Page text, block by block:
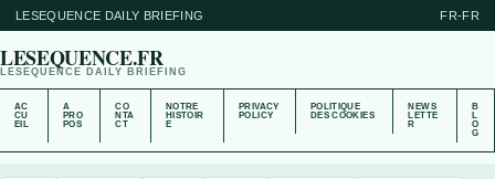
LESEQUENCE DAILY BRIEFING FR-FR
LESEQUENCE.FR
LESEQUENCE DAILY BRIEFING
AC
CU
EIL
A
PRO
POS
CO
NTA
CT
NOTRE
HISTOIR
E
PRIVACY
POLICY
POLITIQUE
DES COOKIES
NEWS
LETTE
R
B
L
O
G